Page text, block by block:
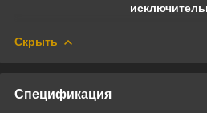
Скрыть
Спецификация